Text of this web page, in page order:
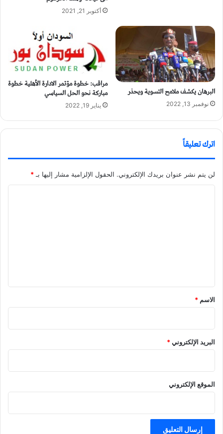
أكتوبر 21, 2021
البرهان يكشف ملامح التسوية ويحذر
نوفمبر 13, 2022
مراقب: خطوة مؤتمر الادارة الأهلية خطوة
مباركة نحو الحل السياسي
يناير 19, 2022
اترك تعليقاً
لن يتم نشر عنوان بريدك الإلكتروني. الحقول الإلزامية مشار إليها بـ*
الاسم *
البريد الإلكتروني*
الموقع الإلكتروني